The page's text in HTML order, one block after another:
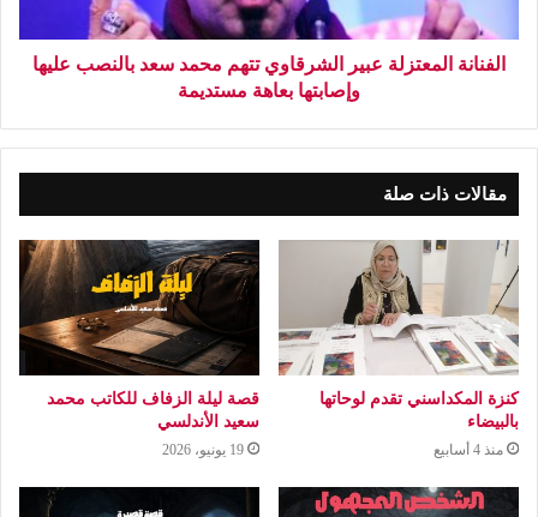
الفنانة المعتزلة عبير الشرقاوي تتهم محمد سعد بالنصب عليها
وإصابتها بعاهة مستديمة
مقالات ذات صلة
كنزة المكداسني تقدم لوحاتها
بالبيضاء
منذ 4 أسابيع
قصة ليلة الزفاف للكاتب محمد
سعيد الأندلسي
19 يونيو، 2026